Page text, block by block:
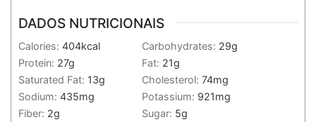
DADOS NUTRICIONAIS
Calories: 404kcal Carbohydrates: 29g
Protein: 27g Fat: 21g
Saturated Fat: 13g Cholesterol: 74mg
Sodium: 435mg Potassium: 921mg
Fiber: 2g Sugar: 5g